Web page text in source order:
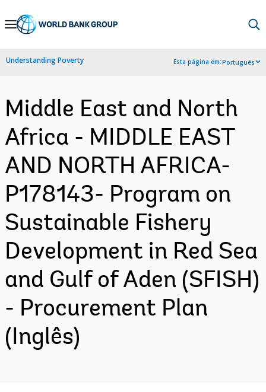
Skip
Navigation
Understanding Poverty Esta página em:Português
Middle East and North
Africa - MIDDLE EAST
AND NORTH AFRICA-
P178143- Program on
Sustainable Fishery
Development in Red Sea
and Gulf of Aden (SFISH)
- Procurement Plan
(Inglês)